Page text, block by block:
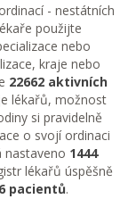
- nestátních
použijte
nebo
kraje nebo
22662 aktivních
lékařů, možnost
si pravidelně
o svojí ordinaci
nastaveno 1444
lékařů úspěšně
pacientů.